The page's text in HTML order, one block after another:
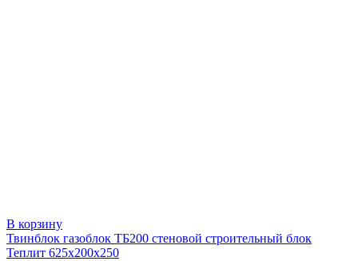
В корзину
Твинблок газоблок ТБ200 стеновой строительный блок
Теплит 625х200х250